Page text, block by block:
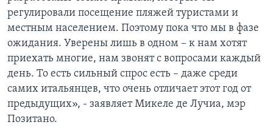
регулировали посещение пляжей туристами и
местным населением. Поэтому пока что мы в фазе
ожидания. Уверены лишь в одном – к нам хотят
приехать многие, нам звонят с вопросами каждый
день. То есть сильный спрос есть – даже среди
самих итальянцев, что очень отличает этот год от
предыдущих», - заявляет Микеле де Лучиа, мэр
Позитано.